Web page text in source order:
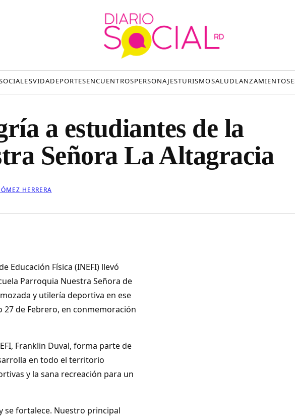
VIDADEPORTESENCUENTROSPERSONAJESTURISMOSALUDLANZAMIENTOS
a estudiantes de la
Señora La Altagracia
HERRERA
Educación Física (INEFI) llevó
Parroquia Nuestra Señora de
y utilería deportiva en ese
de Febrero, en conmemoración
Franklin Duval, forma parte de
en todo el territorio
y la sana recreación para un
se fortalece. Nuestro principal